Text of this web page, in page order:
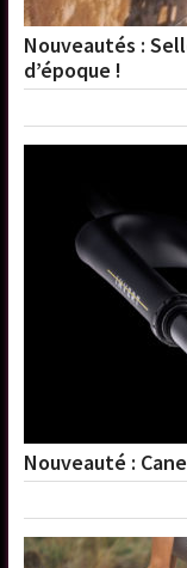
Nouveautés :
d’époque !
Nouveauté :